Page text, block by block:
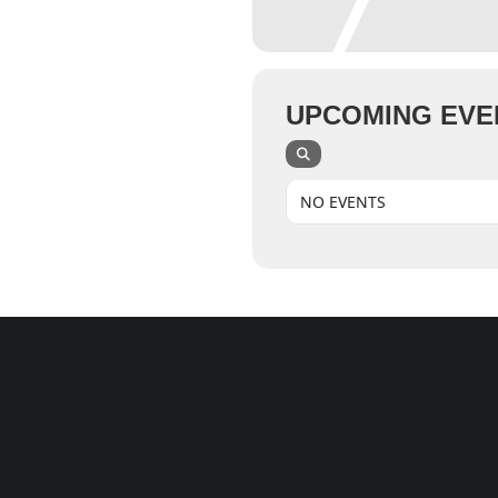
UPCOMING
NO EVENTS